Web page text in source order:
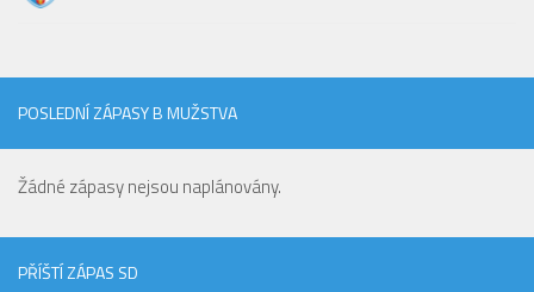
Zápasy
St. žáci
Zápasy SŽ 2025/26
Realizační tým
POSLEDNÍ ZÁPASY B MUŽSTVA
Žádné zápasy nejsou naplánovány.
PŘÍŠTÍ ZÁPAS SD